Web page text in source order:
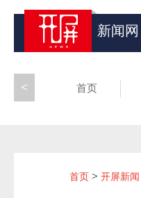
新闻网
首页
<
首页 > 开屏新闻